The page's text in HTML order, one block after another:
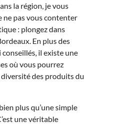
la région, je vous
ne pas vous contenter
: plongez dans
En plus des
il existe une
où vous pourrez
des produits du
plus qu’une simple
une véritable